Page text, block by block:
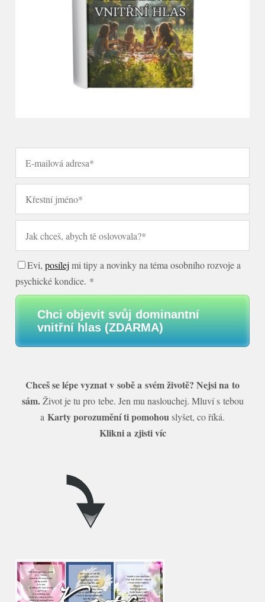
Evi,posílej mi tipy a novinky na téma osobního rozvoje a
psychické kondice. *
Chci objevit svůj dominantní
vnitřní hlas (ZDARMA)
Chceš se lépe vyznat v sobě a svém životě? Nejsi na to
sám.Život je tu pro tebe. Jen mu naslouchej. Mluví s tebou
a Karty porozumění ti pomohouslyšet, co říká.
Klikni a zjisti víc